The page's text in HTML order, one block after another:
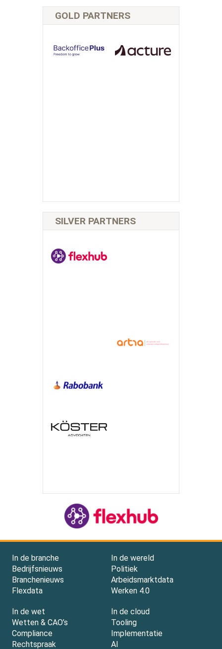
GOLD PARTNERS
SILVER PARTNERS
In de branche
Bedrijfsnieuws
Branchenieuws
Flexdata
In de wereld
Politiek
Arbeidsmarktdata
Werken 4.0
In de wet
Wetten & CAO’s
Compliance
Rechtspraak
In de cloud
Tooling
Implementatie
AI